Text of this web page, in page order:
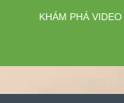
KHÁM PHÁ